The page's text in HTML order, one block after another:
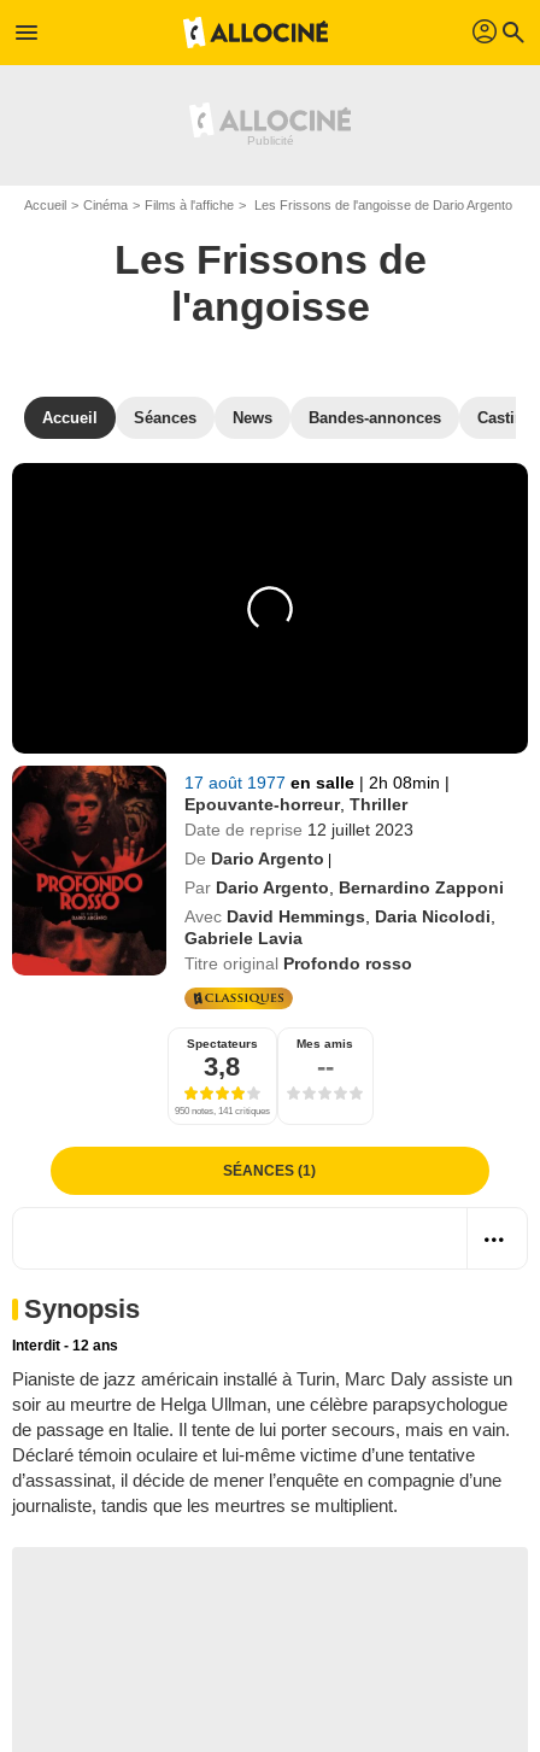
menu profil search
Accueil Cinéma Films à l'affiche Les Frissons de l'angoisse de Dario Argento
Les Frissons de
l'angoisse
Accueil Séances News Bandes-annonces Casting
17 août 1977en salle | 2h 08min |
Epouvante-horreur,Thriller
Date de reprise 12 juillet 2023
De Dario Argento |
Par Dario Argento
Bernardino Zapponi
Avec David Hemmings Daria Nicolodi
Gabriele Lavia
Titre original Profondo rosso
Spectateurs
3,8
950 notes, 141 critiques
Mes amis
--
SÉANCES (1)
Synopsis
Interdit - 12 ans
Pianiste de jazz américain installé à Turin, Marc Daly assiste un
soir au meurtre de Helga Ullman, une célèbre parapsychologue
de passage en Italie. Il tente de lui porter secours, mais en vain.
Déclaré témoin oculaire et lui-même victime d’une tentative
d’assassinat, il décide de mener l’enquête en compagnie d’une
journaliste, tandis que les meurtres se multiplient.